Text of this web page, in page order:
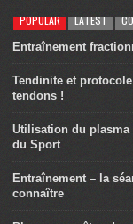
POPULAR LATEST
Entraînement
Tendinite et
tendons !
Utilisation du plasma
du Sport
Entraînement – la
connaître